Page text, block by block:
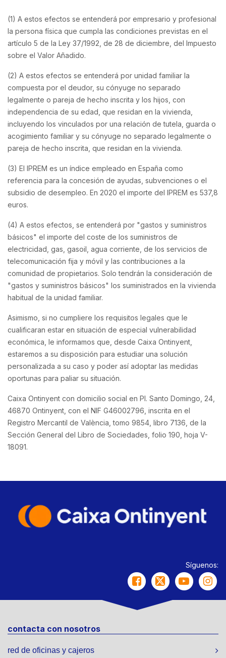
(1) A estos efectos se entenderá por empresario y profesional
la persona física que cumpla las condiciones previstas en el
artículo 5 de la Ley 37/1992, de 28 de diciembre, del Impuesto
sobre el Valor Añadido.
(2) A estos efectos se entenderá por unidad familiar la
compuesta por el deudor, su cónyuge no separado
legalmente o pareja de hecho inscrita y los hijos, con
independencia de su edad, que residan en la vivienda,
incluyendo los vinculados por una relación de tutela, guarda o
acogimiento familiar y su cónyuge no separado legalmente o
pareja de hecho inscrita, que residan en la vivienda.
(3) El IPREM es un índice empleado en España como
referencia para la concesión de ayudas, subvenciones o el
subsidio de desempleo. En 2020 el importe del IPREM es 537,8
euros.
(4) A estos efectos, se entenderá por "gastos y suministros
básicos" el importe del coste de los suministros de
electricidad, gas, gasoil, agua corriente, de los servicios de
telecomunicación fija y móvil y las contribuciones a la
comunidad de propietarios. Solo tendrán la consideración de
"gastos y suministros básicos" los suministrados en la vivienda
habitual de la unidad familiar.
Asimismo, si no cumpliere los requisitos legales que le
cualificaran estar en situación de especial vulnerabilidad
económica, le informamos que, desde Caixa Ontinyent,
estaremos a su disposición para estudiar una solución
personalizada a su caso y poder así adoptar las medidas
oportunas para paliar su situación.
Caixa Ontinyent con domicilio social en Pl. Santo Domingo, 24,
46870 Ontinyent, con el NIF G46002796, inscrita en el
Registro Mercantil de València, tomo 9854, libro 7136, de la
Sección General del Libro de Sociedades, folio 190, hoja V-
18091.
Síguenos:
contacta con nosotros
red de oficinas y cajeros